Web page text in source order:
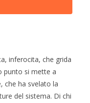
inferocita, che grida
punto si mette a
che ha svelato la
del sistema. Di chi